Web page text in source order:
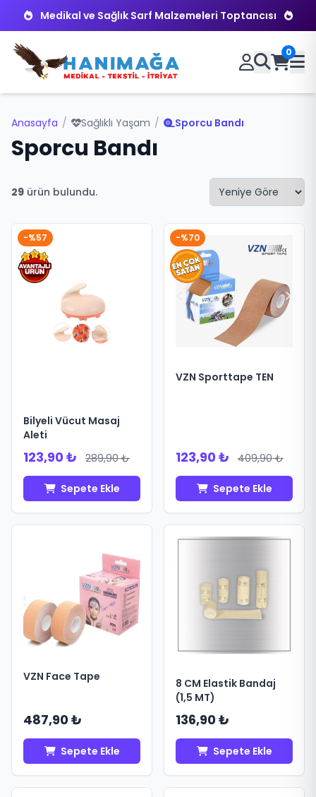
Medikal ve Sağlık Sarf Malzemeleri Toptancısı
0
Anasayfa / Sağlıklı Yaşam / Sporcu Bandı
Sporcu Bandı
29 ürün bulundu.
-%57
Bilyeli Vücut Masaj
Aleti
123,90 ₺ 289,90 ₺
Sepete Ekle
-%70
VZN Sporttape TEN
123,90 ₺ 409,90 ₺
Sepete Ekle
VZN Face Tape
487,90 ₺
Sepete Ekle
8 CM Elastik Bandaj
(1,5 MT)
136,90 ₺
Sepete Ekle